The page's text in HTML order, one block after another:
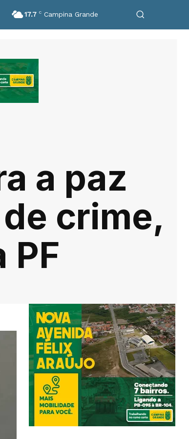
17.7 C Campina Grande
a paz
crime,
PF